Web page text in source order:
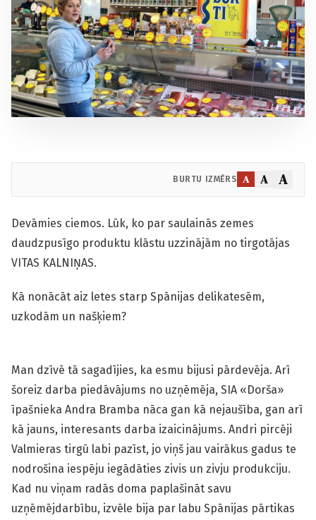
BURTU IZMĒRS A A A
Devāmies ciemos. Lūk, ko par saulainās zemes
daudzpusīgo produktu klāstu uzzinājām no tirgotājas
VITAS KALNIŅAS.
Kā nonācāt aiz letes starp Spānijas delikatesēm,
uzkodām un našķiem?
Man dzīvē tā sagadījies, ka esmu bijusi pārdevēja. Arī
šoreiz darba piedāvājums no uzņēmēja, SIA «Dorša»
īpašnieka Andra Bramba nāca gan kā nejaušība, gan arī
kā jauns, interesants darba izaicinājums. Andri pircēji
Valmieras tirgū labi pazīst, jo viņš jau vairākus gadus te
nodrošina iespēju iegādāties zivis un zivju produkciju.
Kad nu viņam radās doma paplašināt savu
uzņēmējdarbību, izvēle bija par labu Spānijas pārtikas